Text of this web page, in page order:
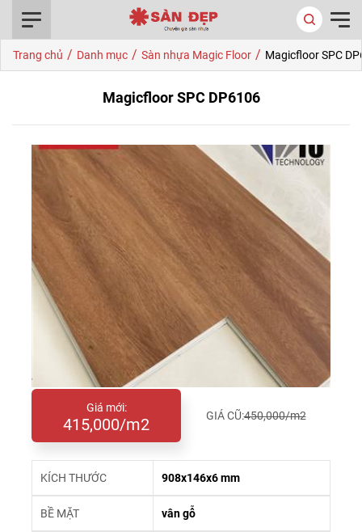
Trang chủ / Danh mục / Sàn nhựa Magic Floor / Magicfloor SPC
Magicfloor SPC DP6106
Giá mới:
415,000/m2 GIÁ CŨ:450,000/m2
KÍCH THƯỚC 908x146x6 mm
BỀ MẶT vân gỗ